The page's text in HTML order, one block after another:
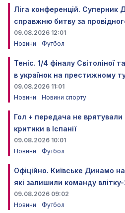
Ліга конференцій. Суперник
справжню битву за
09.08.2026 12:01
Новини
Футбол
Теніс. 1/4 фіналу Світоліної
в українок на престижному
09.08.2026 11:01
Новини
Новини спорту
Гол + передача не врятували
критики в Іспанії
09.08.2026 10:01
Новини
Футбол
Офіційно. Київське Динамо
які залишили команду
09.08.2026 09:02
Новини
Футбол